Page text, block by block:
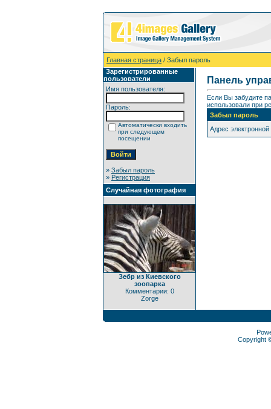
Главная страница / Забыл пароль
Зарегистрированные
пользователи
Имя пользователя:
Пароль:
Автоматически входить
при следующем
посещении
» Забыл пароль
» Регистрация
Случайная фотография
Зебр из Киевского
зоопарка
Комментарии: 0
Zorge
Панель
Если Вы забудите
использовали при
Забыл пароль
Адрес
Copyright